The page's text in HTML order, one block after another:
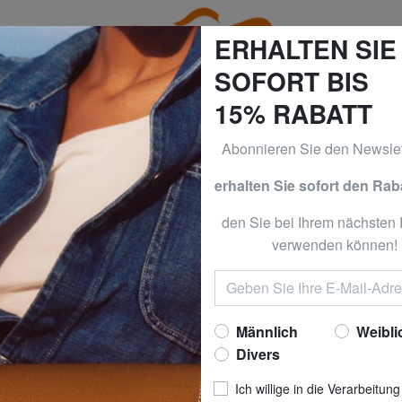
alles zu -50% & CALVIN KLEIN alles zu -60% Nur bis
FURLA
SFERA SOFT
Nun zu
empfohlener Preis
Bester Preis der letzten 30
FARBE:
ERHALTEN SIE
SOFORT BIS
15% RABATT
Abonnieren Sie den
erhalten Sie sofort den
den Sie bei Ihrem nächsten
verwenden können!
Männlich
Divers
Ich willige in die Verarbeitung